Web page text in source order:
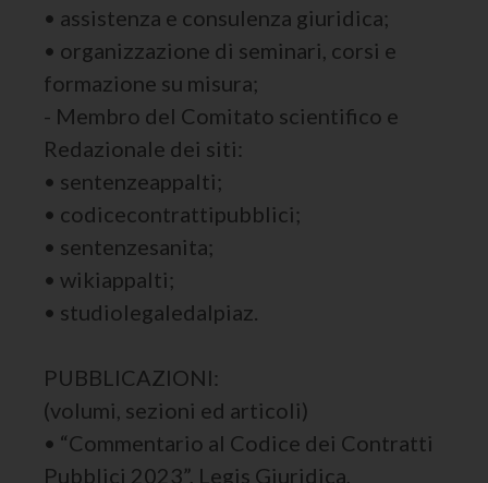
• assistenza e consulenza giuridica;
• organizzazione di seminari, corsi e
formazione su misura;
- Membro del Comitato scientifico e
Redazionale dei siti:
• sentenzeappalti;
• codicecontrattipubblici;
• sentenzesanita;
• wikiappalti;
• studiolegaledalpiaz.
PUBBLICAZIONI:
(volumi, sezioni ed articoli)
• “Commentario al Codice dei Contratti
Pubblici 2023”, Legis Giuridica,